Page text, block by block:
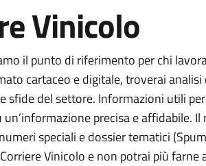
Vinicolo
il punto di riferimento per chi
cartaceo e digitale, troverai
sfide del settore. Informazioni utili
precisa e affidabile.
speciali e dossier tematici
Vinicolo e non potrai più farne